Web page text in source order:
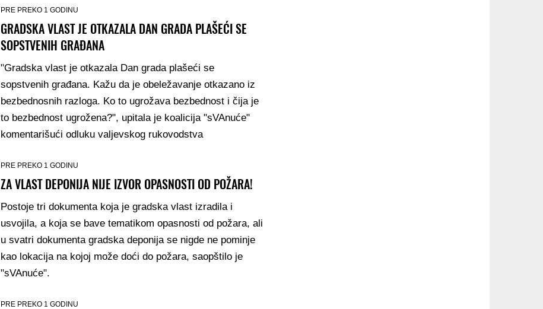
PRE PREKO 1 GODINU
GRADSKA VLAST JE OTKAZALA DAN GRADA PLAŠEĆI SE
SOPSTVENIH GRAĐANA
"Gradska vlast je otkazala Dan grada plašeći se
sopstvenih građana. Kažu da je obeležavanje otkazano iz
bezbednosnih razloga. Ko to ugrožava bezbednost i čija je
to bezbednost ugrožena?", upitala je koalicija "sVAnuće"
komentarišući odluku valjevskog rukovodstva
PRE PREKO 1 GODINU
ZA VLAST DEPONIJA NIJE IZVOR OPASNOSTI OD POŽARA!
Postoje tri dokumenta koja je gradska vlast izradila i
usvojila, a koja se bave tematikom opasnosti od požara, ali
u svatri dokumenta gradska deponija se nigde ne pominje
kao lokacija na kojoj može doći do požara, saopštilo je
"sVAnuće".
PRE PREKO 1 GODINU